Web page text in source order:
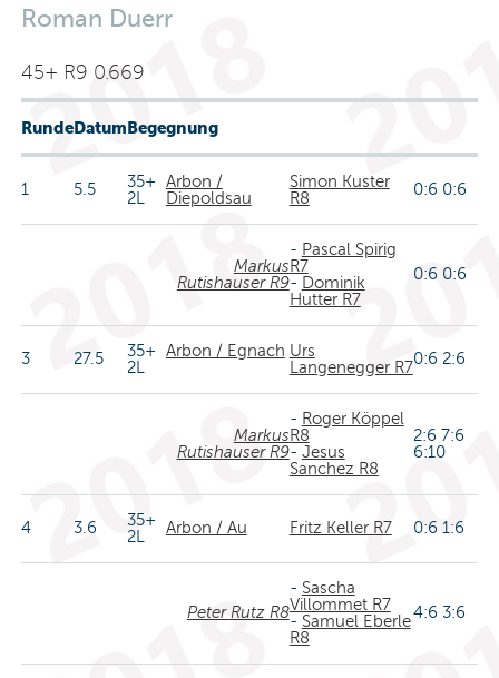
Roman Duerr
45+ R9 0.669
RundeDatumBegegnung
1 5.5
35+
2L
Arbon /
Diepoldsau
Simon Kuster
R8
0:6 0:6
Markus
Rutishauser R9
- Pascal Spirig
R7
- Dominik
Hutter R7
0:6 0:6
3 27.5
35+
2L
Arbon / Egnach Urs
Langenegger R70:6 2:6
Markus
Rutishauser R9
- Roger Köppel
R8
- Jesus
Sanchez R8
2:6 7:6
6:10
4 3.6
35+
2L
Arbon / Au Fritz Keller R7 0:6 1:6
Peter Rutz R8
- Sascha
Villommet R7
- Samuel Eberle
R8
4:6 3:6